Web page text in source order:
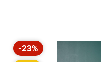
Rabatt
-23%